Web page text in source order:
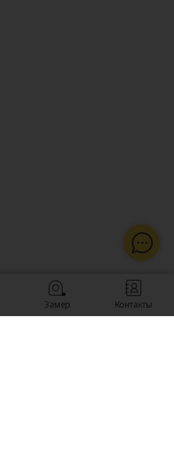
Замер Контакты